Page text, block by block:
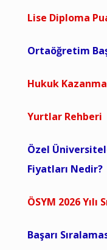
Lise Diploma
Ortaöğretim
Hukuk
Yurtlar Rehberi
Özel
Fiyatları Nedir?
ÖSYM 2026 Yılı
Başarı